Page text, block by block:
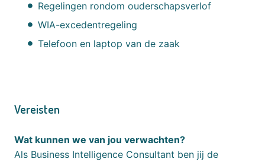
Regelingen rondom ouderschapsverlof
WIA-excedentregeling
Telefoon en laptop van de zaak
Vereisten
Wat kunnen we van jou verwachten?
Als Business Intelligence Consultant ben jij de